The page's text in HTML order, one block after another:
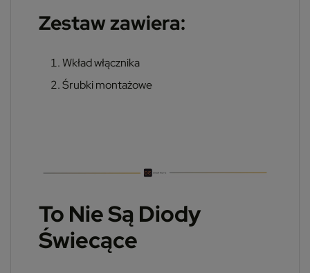
Zestaw zawiera:
Wkład włącznika
Śrubki montażowe
To Nie Są Diody
Świecące